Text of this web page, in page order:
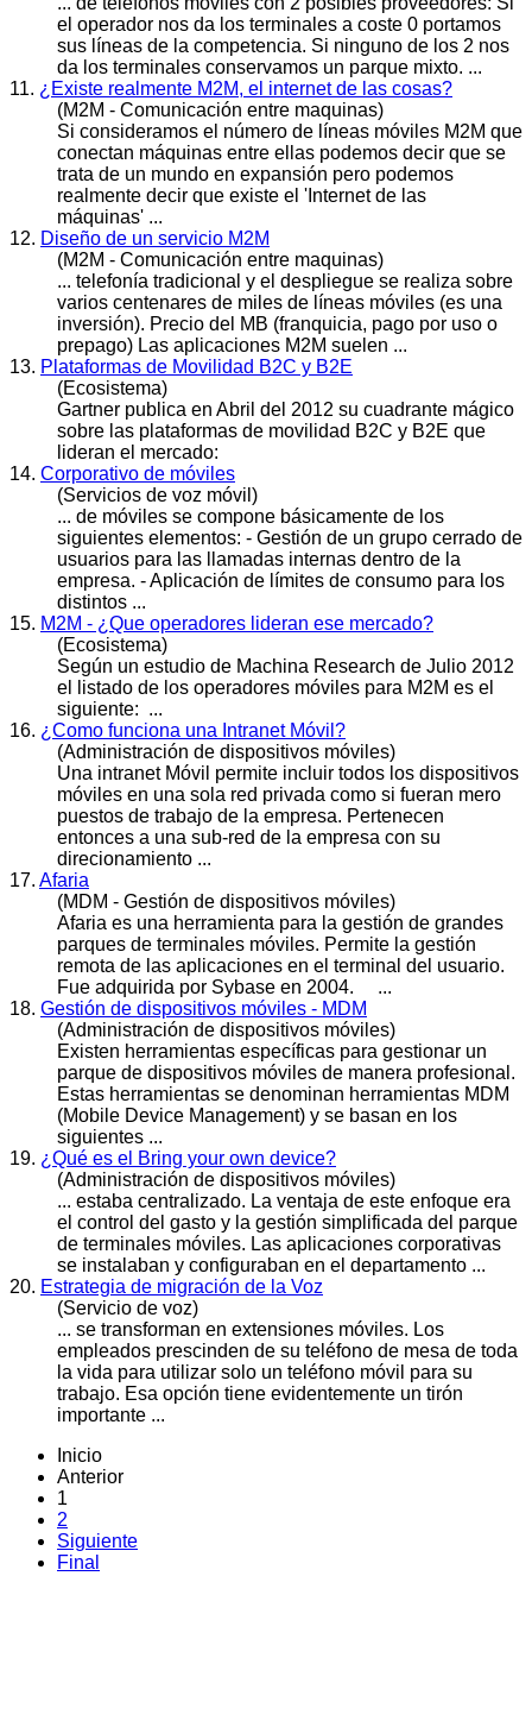
el operador nos da los terminales a coste 0 portamos
sus líneas de la competencia. Si ninguno de los 2 nos
da los terminales conservamos un parque mixto. ...
11. ¿Existe realmente M2M, el internet de las cosas?
(M2M - Comunicación entre maquinas)
Si consideramos el número de líneas móviles M2M que
conectan máquinas entre ellas podemos decir que se
trata de un mundo en expansión pero podemos
realmente decir que existe el 'Internet de las
máquinas' ...
12. Diseño de un servicio M2M
(M2M - Comunicación entre maquinas)
... telefonía tradicional y el despliegue se realiza sobre
varios centenares de miles de líneas móviles (es una
inversión). Precio del MB (franquicia, pago por uso o
prepago) Las aplicaciones M2M suelen ...
13. Plataformas de Movilidad B2C y B2E
(Ecosistema)
Gartner publica en Abril del 2012 su cuadrante mágico
sobre las plataformas de movilidad B2C y B2E que
lideran el mercado:
14. Corporativo de móviles
(Servicios de voz móvil)
... de móviles se compone básicamente de los
siguientes elementos: - Gestión de un grupo cerrado de
usuarios para las llamadas internas dentro de la
empresa. - Aplicación de límites de consumo para los
distintos ...
15. M2M - ¿Que operadores lideran ese mercado?
(Ecosistema)
Según un estudio de Machina Research de Julio 2012
el listado de los operadores móviles para M2M es el
siguiente: ...
16. ¿Como funciona una Intranet Móvil?
(Administración de dispositivos móviles)
Una intranet Móvil permite incluir todos los dispositivos
móviles en una sola red privada como si fueran mero
puestos de trabajo de la empresa. Pertenecen
entonces a una sub-red de la empresa con su
direcionamiento ...
17. Afaria
(MDM - Gestión de dispositivos móviles)
Afaria es una herramienta para la gestión de grandes
parques de terminales móviles. Permite la gestión
remota de las aplicaciones en el terminal del usuario.
Fue adquirida por Sybase en 2004. ...
18. Gestión de dispositivos móviles - MDM
(Administración de dispositivos móviles)
Existen herramientas específicas para gestionar un
parque de dispositivos móviles de manera profesional.
Estas herramientas se denominan herramientas MDM
(Mobile Device Management) y se basan en los
siguientes ...
19. ¿Qué es el Bring your own device?
(Administración de dispositivos móviles)
... estaba centralizado. La ventaja de este enfoque era
el control del gasto y la gestión simplificada del parque
de terminales móviles. Las aplicaciones corporativas
se instalaban y configuraban en el departamento ...
20. Estrategia de migración de la Voz
(Servicio de voz)
... se transforman en extensiones móviles. Los
empleados prescinden de su teléfono de mesa de toda
la vida para utilizar solo un teléfono móvil para su
trabajo. Esa opción tiene evidentemente un tirón
importante ...
Inicio
Anterior
1
2
Siguiente
Final